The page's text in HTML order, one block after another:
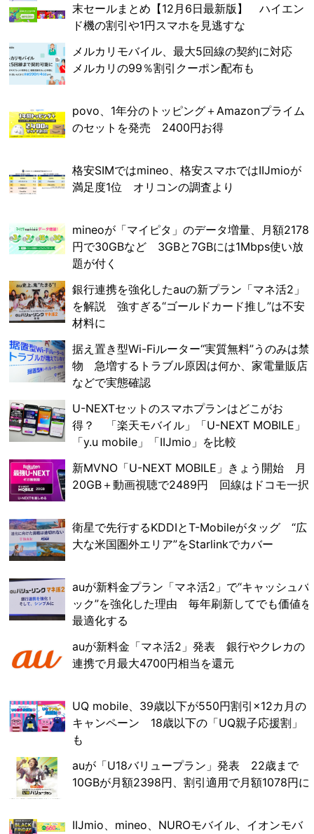
末セールまとめ【12月6日最新版】 ハイエン
ド機の割引や1円スマホを見逃すな
メルカリモバイル、最大5回線の契約に対応
メルカリの99％割引クーポン配布も
povo、1年分のトッピング＋Amazonプライム
のセットを発売 2400円お得
格安SIMではmineo、格安スマホではIIJmioが
満足度1位 オリコンの調査より
mineoが「マイピタ」のデータ増量、月額2178
円で30GBなど 3GBと7GBには1Mbps使い放
題が付く
銀行連携を強化したauの新プラン「マネ活2」
を解説 強すぎる“ゴールドカード推し”は不安
材料に
据え置き型Wi-Fiルーター“実質無料”うのみは禁
物 急増するトラブル原因は何か、家電量販店
などで実態確認
U-NEXTセットのスマホプランはどこがお
得？ 「楽天モバイル」「U-NEXT MOBILE」
「y.u mobile」「IIJmio」を比較
新MVNO「U-NEXT MOBILE」きょう開始 月
20GB＋動画視聴で2489円 回線はドコモ一択
衛星で先行するKDDIとT-Mobileがタッグ “広
大な米国圏外エリア”をStarlinkでカバー
auが新料金プラン「マネ活2」で“キャッシュバ
ック”を強化した理由 毎年刷新してでも価値を
最適化する
auが新料金「マネ活2」発表 銀行やクレカの
連携で月最大4700円相当を還元
UQ mobile、39歳以下が550円割引×12カ月の
キャンペーン 18歳以下の「UQ親子応援割」
も
auが「U18バリュープラン」発表 22歳まで
10GBが月額2398円、割引適用で月額1078円に
IIJmio、mineo、NUROモバイル、イオンモバ